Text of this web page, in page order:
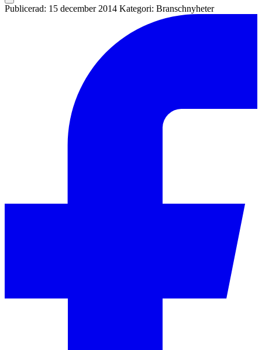
Publicerad: 15 december 2014 Kategori: Branschnyheter